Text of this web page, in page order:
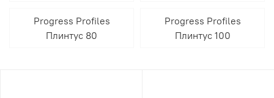
Progress Profiles
Плинтус 80
Progress Profiles
Плинтус 100